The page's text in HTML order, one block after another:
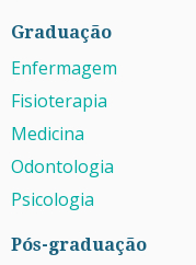
Graduação
Enfermagem
Fisioterapia
Medicina
Odontologia
Psicologia
Pós-graduação